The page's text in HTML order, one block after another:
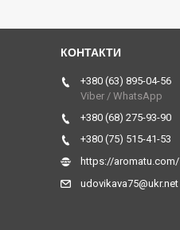
+380 (63) 895-04-56
Viber / WhatsApp
+380 (68) 275-93-90
+380 (75) 515-41-53
https://aromatu.com/
udovikava75@ukr.net